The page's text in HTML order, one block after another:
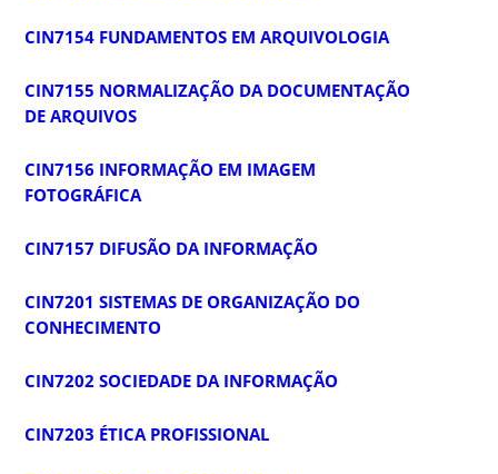
CIN7154 FUNDAMENTOS EM ARQUIVOLOGIA
CIN7155 NORMALIZAÇÃO DA DOCUMENTAÇÃO
DE ARQUIVOS
CIN7156 INFORMAÇÃO EM IMAGEM
FOTOGRÁFICA
CIN7157 DIFUSÃO DA INFORMAÇÃO
CIN7201 SISTEMAS DE ORGANIZAÇÃO DO
CONHECIMENTO
CIN7202 SOCIEDADE DA INFORMAÇÃO
CIN7203 ÉTICA PROFISSIONAL